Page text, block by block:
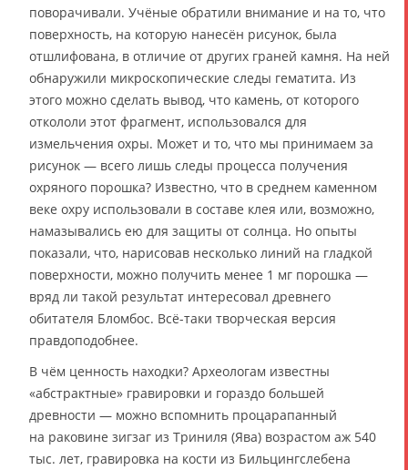
поворачивали. Учёные обратили внимание и на то, что
поверхность, на которую нанесён рисунок, была
отшлифована, в отличие от других граней камня. На ней
обнаружили микроскопические следы гематита. Из
этого можно сделать вывод, что камень, от которого
откололи этот фрагмент, использовался для
измельчения охры. Может и то, что мы принимаем за
рисунок — всего лишь следы процесса получения
охряного порошка? Известно, что в среднем каменном
веке охру использовали в составе клея или, возможно,
намазывались ею для защиты от солнца. Но опыты
показали, что, нарисовав несколько линий на гладкой
поверхности, можно получить менее 1 мг порошка —
вряд ли такой результат интересовал древнего
обитателя Бломбос. Всё-таки творческая версия
правдоподобнее.
В чём ценность находки? Археологам известны
«абстрактные» гравировки и гораздо большей
древности — можно вспомнить процарапанный
на раковине зигзаг из Триниля (Ява) возрастом аж 540
тыс. лет, гравировка на кости из Бильцингслебена